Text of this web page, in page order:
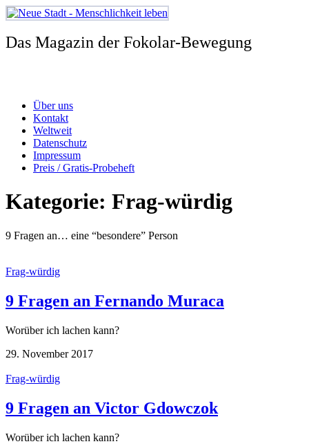
Zum
Inhalt
springen
Das Magazin der Fokolar-Bewegung
Über uns
Kontakt
Weltweit
Datenschutz
Impressum
Preis / Gratis-Probeheft
Kategorie: Frag-würdig
9 Fragen an… eine “besondere” Person
Frag-würdig
9 Fragen an Fernando Muraca
Worüber ich lachen kann?
29. November 2017
Frag-würdig
9 Fragen an Victor Gdowczok
Worüber ich lachen kann?